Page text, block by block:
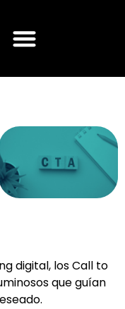
digital, los Call to
que guían